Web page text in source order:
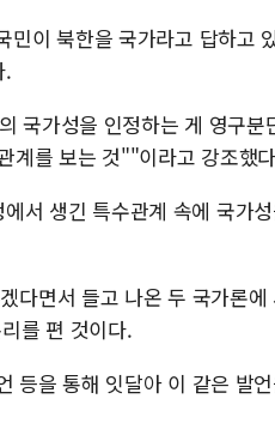
이 북한을 국가라고 답하고
.
국가성을 인정하는 게 영구
계를 보는 것""이라고 강조했
서 생긴 특수관계 속에 국가
다면서 들고 나온 두 국가론
를 편 것이다.
등을 통해 잇달아 이 같은 발